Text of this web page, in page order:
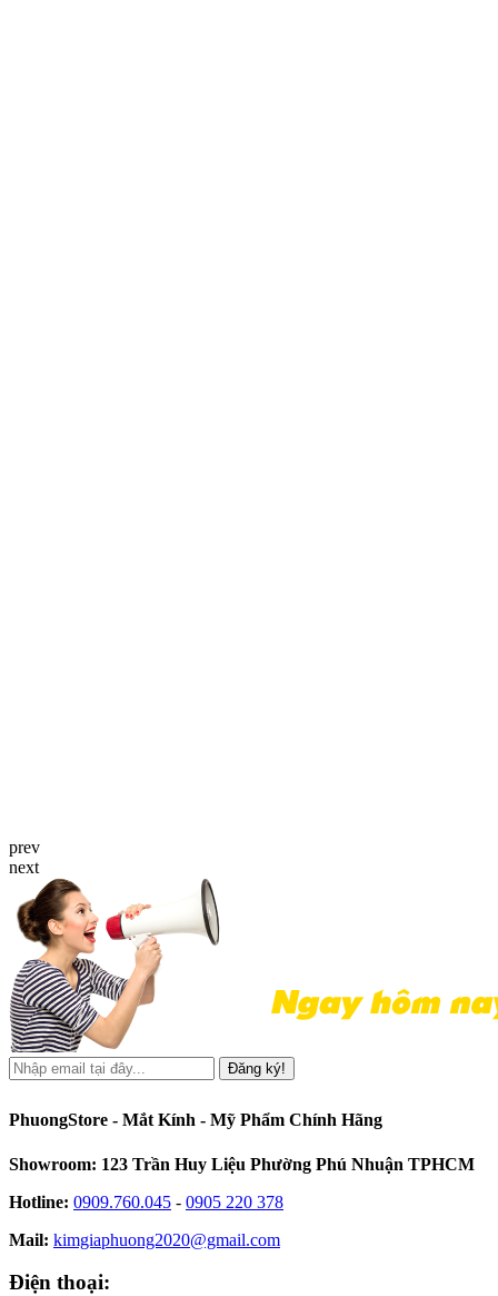
prev
next
Đăng ký!
PhuongStore - Mắt Kính - Mỹ Phẩm Chính Hãng
Showroom: 123 Trần Huy Liệu Phường Phú Nhuận TPHCM
Hotline: 0909.760.045 - 0905 220 378
Mail: kimgiaphuong2020@gmail.com
Điện thoại: